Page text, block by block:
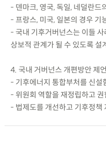
- 덴마크, 영국, 독일, 네덜란드
- 프랑스, 미국, 일본의 경우 기
- 국내 기후거버넌스는 이들
상보적 관계가 될 수 있도록 설
4. 국내 거버넌스 개편방안 제언
- 기후에너지 통합부처를 신설
- 위원회 역할을 재정립하고 권
- 법제도를 개선하고 기후정책